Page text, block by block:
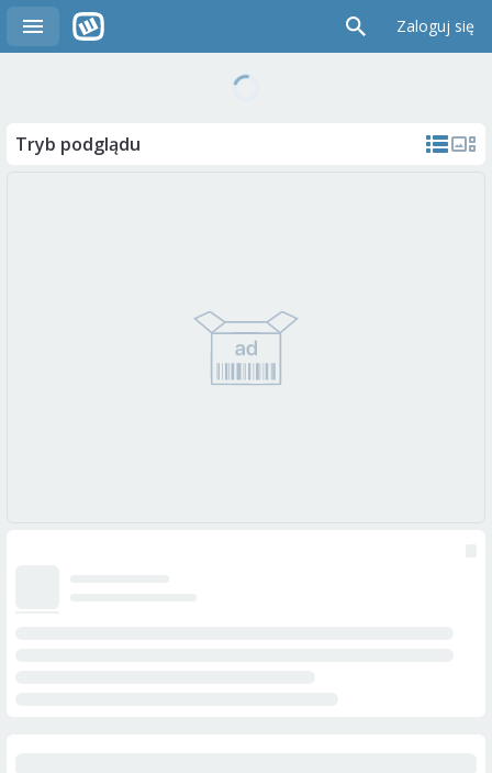
Zaloguj się
Tryb podglądu